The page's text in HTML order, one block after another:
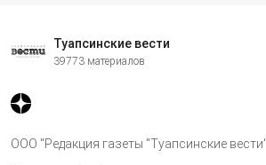
Туапсинские вести
39773 материалов
ООО "Редакция газеты "Туапсинские вести"